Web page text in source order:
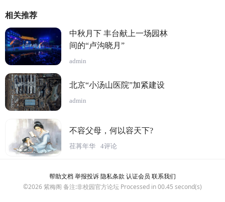
相关推荐
中秋月下 丰台献上一场园林
间的“卢沟晓月”
admin
北京“小汤山医院”加紧建设
admin
不容父母，何以容天下?
荏苒年华 4评论
帮助文档举报投诉隐私条款 认证会员 联系我们
©2026紫梅阁 备注:非校园官方论坛 Processed in 00.45 second(s)